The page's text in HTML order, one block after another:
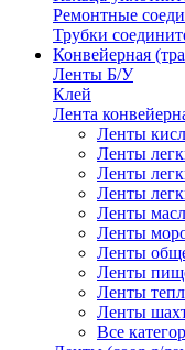
Ремонтные
Трубки
Конвейерная
Ленты Б/У
Клей
Лента
Ленты
Ленты
Ленты
Ленты
Ленты
Ленты
Ленты
Ленты
Ленты
Ленты
Все